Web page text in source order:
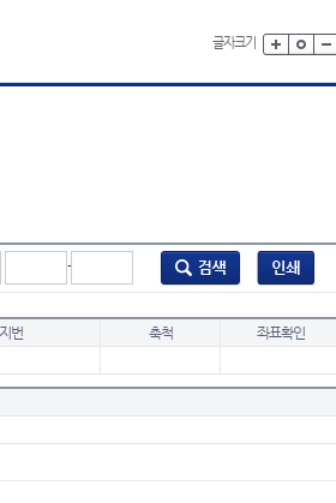
글자크기
-
지번 축척 좌표확인